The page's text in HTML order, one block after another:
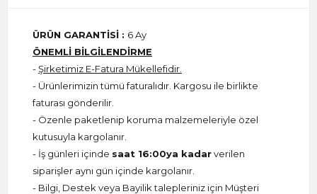
ÜRÜN GARANTİSİ : 6 Ay
ÖNEMLİ BİLGİLENDİRME
-Şirketimiz E-Fatura Mükellefidir.
- Ürünlerimizin tümü faturalıdır. Kargosu ile birlikte
faturası gönderilir.
- Özenle paketlenip koruma malzemeleriyle özel
kutusuyla kargolanır.
- İş günleri içinde saat 16:00ya kadarverilen
siparişler aynı gün içinde kargolanır.
- Bilgi, Destek veya Bayilik talepleriniz için Müşteri